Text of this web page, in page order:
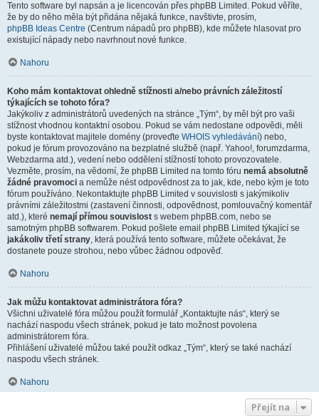
Tento software byl napsán a je licencován přes phpBB Limited. Pokud věříte,
že by do něho měla být přidána nějaká funkce, navštivte, prosím,
phpBB Ideas Centre (Centrum nápadů pro phpBB), kde můžete hlasovat pro
existující nápady nebo navrhnout nové funkce.
Nahoru
Koho mám kontaktovat ohledně stížnosti a/nebo právních záležitostí
týkajících se tohoto fóra?
Jakýkoliv z administrátorů uvedených na stránce „Tým“, by měl být pro vaši
stížnost vhodnou kontaktní osobou. Pokud se vám nedostane odpovědi, měli
byste kontaktovat majitele domény (proveďte WHOIS vyhledávání) nebo,
pokud je fórum provozováno na bezplatné službě (např. Yahoo!, forumzdarma,
Webzdarma atd.), vedení nebo oddělení stížností tohoto provozovatele.
Vezměte, prosím, na vědomí, že phpBB Limited na tomto fóru nemá absolutně
žádné pravomoci a nemůže nést odpovědnost za to jak, kde, nebo kým je toto
fórum používáno. Nekontaktujte phpBB Limited v souvislosti s jakýmikoliv
právními záležitostmi (zastavení činnosti, odpovědnost, pomlouvačný komentář
atd.), které nemají přímou souvislost s webem phpBB.com, nebo se
samotným phpBB softwarem. Pokud pošlete email phpBB Limited týkající se
jakákoliv třetí strany, která používá tento software, můžete očekávat, že
dostanete pouze strohou, nebo vůbec žádnou odpověď.
Nahoru
Jak můžu kontaktovat administrátora fóra?
Všichni uživatelé fóra můžou použít formulář „Kontaktujte nás“, který se
nachází naspodu všech stránek, pokud je tato možnost povolena
administrátorem fóra.
Přihlášení uživatelé můžou také použít odkaz „Tým“, který se také nachází
naspodu všech stránek.
Nahoru
Přejít na